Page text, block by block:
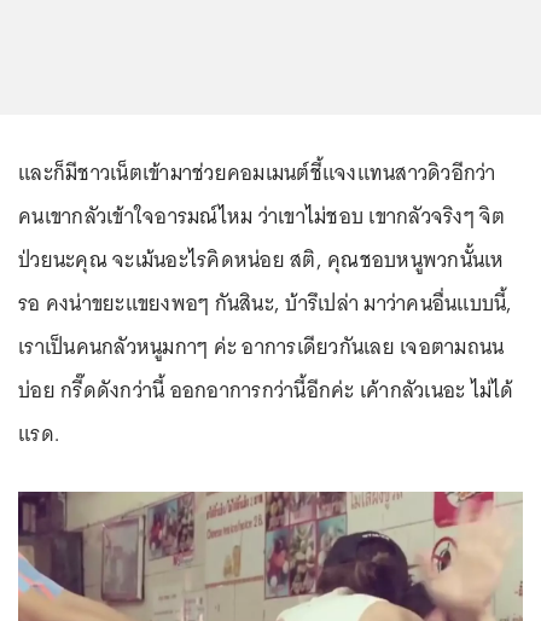
และก็มีชาวเน็ตเข้ามาช่วยคอมเมนต์ชี้แจงแทนสาวดิวอีกว่า
คนเขากลัวเข้าใจอารมณ์ไหม ว่าเขาไม่ชอบ เขากลัวจริงๆ จิต
ป่วยนะคุณ จะเม้นอะไรคิดหน่อย สติ, คุณชอบหนูพวกนั้นเห
รอ คงน่าขยะแขยงพอๆ กันสินะ, บ้ารึเปล่า มาว่าคนอื่นแบบนี้,
เราเป็นคนกลัวหนูมกาๆ ค่ะ อาการเดียวกันเลย เจอตามถนน
บ่อย กรี๊ดดังกว่านี้ ออกอาการกว่านี้อีกค่ะ เค้ากลัวเนอะ ไม่ได้
แรด.